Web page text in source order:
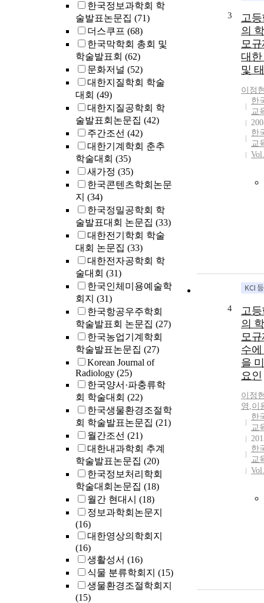
한국정보과학회 학
술발표논문집 (71)
더스쿠프 (68)
한국막학회 총회 및
학술발표회 (62)
문화저널 (52)
대한지질학회 학술
대회 (49)
대한지질공학회 학
술발표회논문집 (42)
주간조선 (42)
대한기계학회 춘추
학술대회 (35)
새가정 (35)
한국콘텐츠학회논문
지 (34)
한국정밀공학회 학
술발표대회 논문집 (33)
대한전기학회 학술
대회 논문집 (33)
대한전자공학회 학
술대회 (31)
한국인체미용예술학
회지 (31)
한국항공우주학회
학술발표회 논문집 (27)
한국농업기계학회
학술발표논문집 (27)
Korean Journal of
Radiology (25)
한국양서·파충류학
회 학술대회 (22)
한국생물환경조절학
회 학술발표논문집 (21)
월간조선 (21)
대한내과학회 추계
학술발표논문집 (20)
한국정보처리학회
학술대회논문집 (18)
월간 현대시 (18)
정보과학회논문지
(16)
대한영상의학회지
(16)
생활성서 (16)
식물 분류학회지 (15)
생물환경조절학회지
(15)
3
고
의
모
대
및
이정
한
교
한
교
4
고
의
모
수
을
요인
이정
영 ,이
한
교
한
교